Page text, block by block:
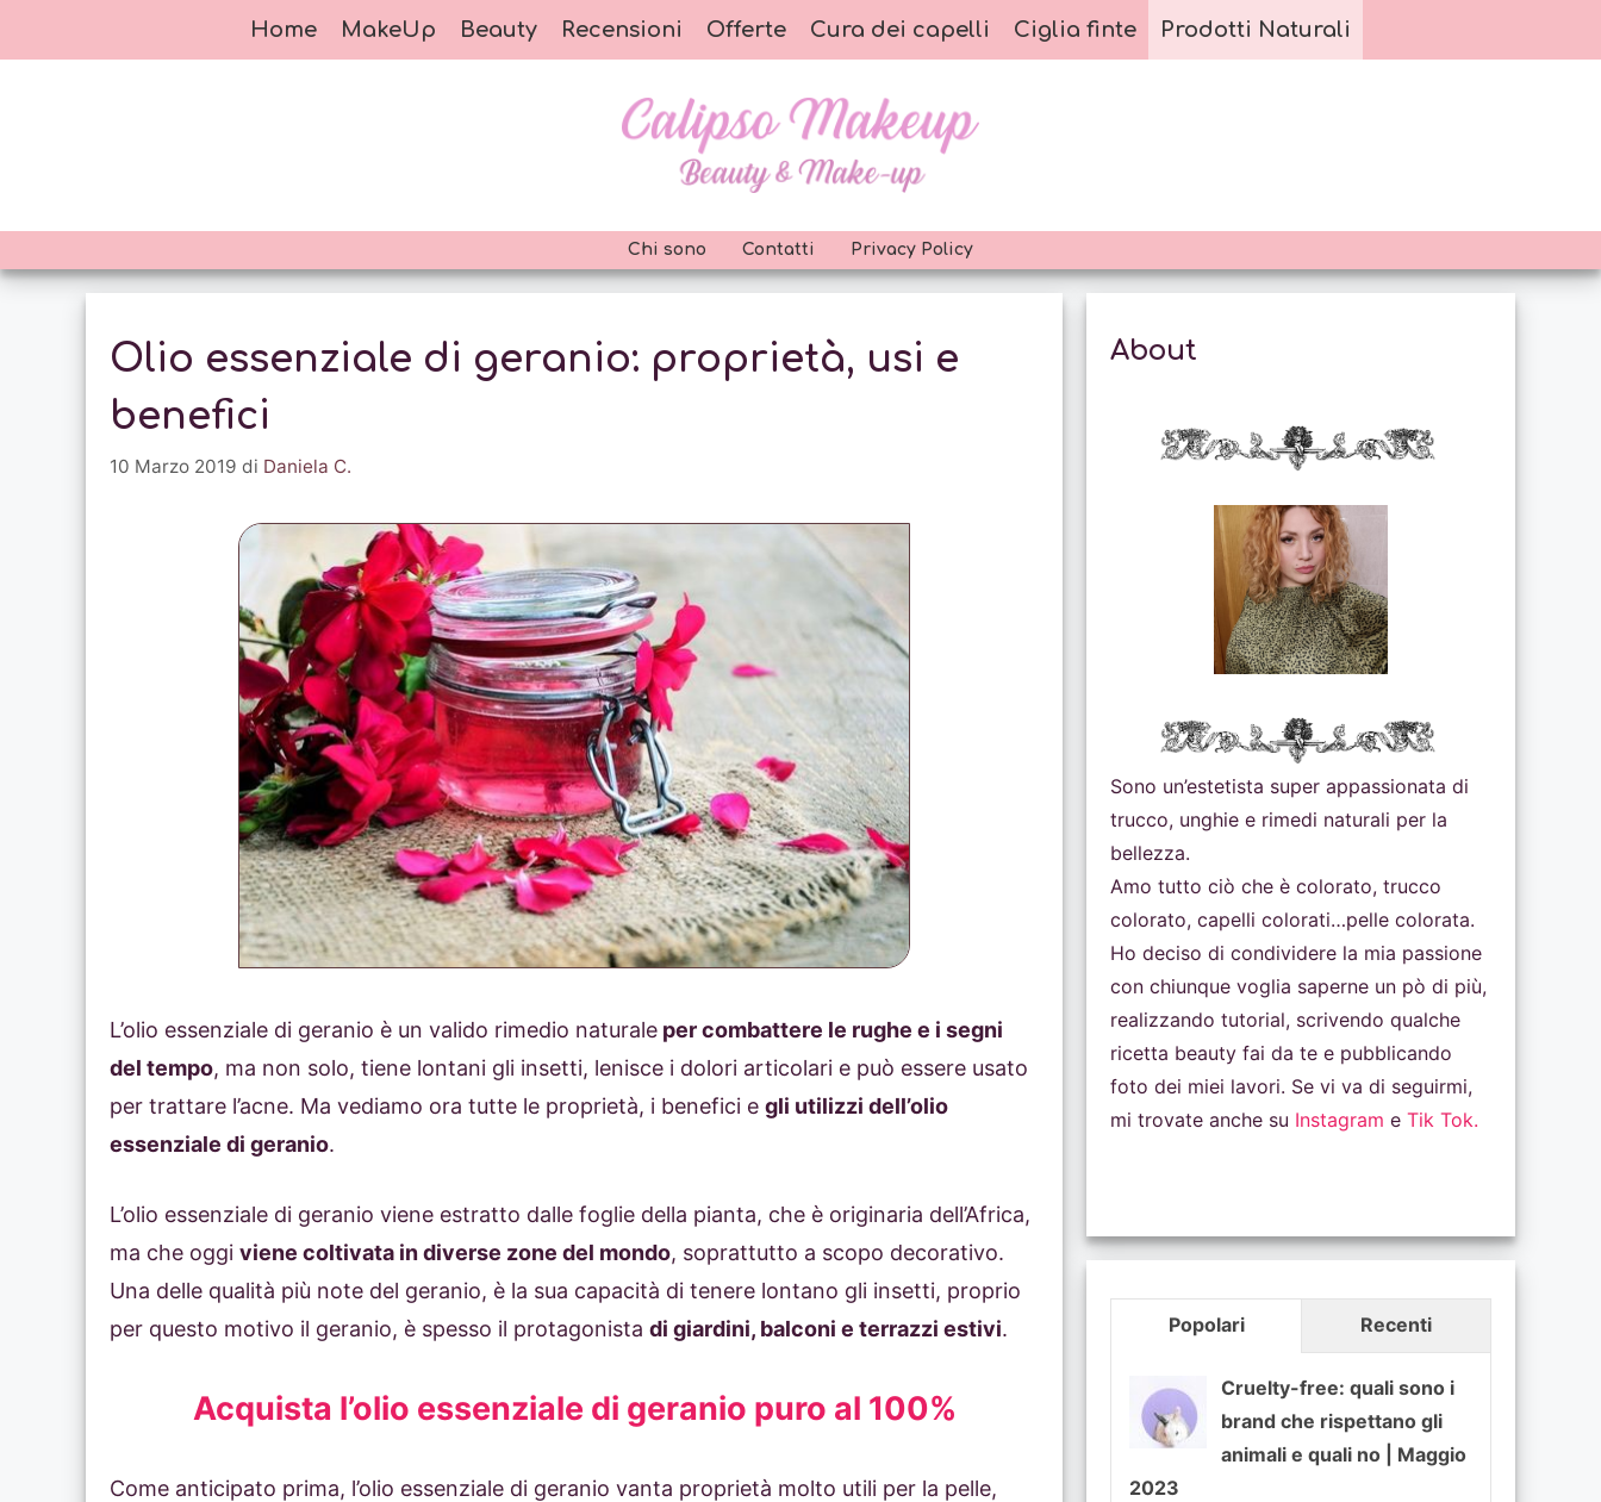
al
Home MakeUp Beauty Recensioni Offerte Cura dei capelli Ciglia finte Prodotti Naturali
Chi sono Contatti Privacy Policy
Olio essenziale di geranio: proprietà, usi e
benefici
10 Marzo 2019 di Daniela C.
L’olio essenziale di geranio è un valido rimedio naturale per combattere le rughe e i segni
del tempo, ma non solo, tiene lontani gli insetti, lenisce i dolori articolari e può essere usato
per trattare l’acne. Ma vediamo ora tutte le proprietà, i benefici e gli utilizzi dell’olio
essenziale di geranio.
L’olio essenziale di geranio viene estratto dalle foglie della pianta, che è originaria dell’Africa,
ma che oggi viene coltivata in diverse zone del mondo, soprattutto a scopo decorativo.
Una delle qualità più note del geranio, è la sua capacità di tenere lontano gli insetti, proprio
per questo motivo il geranio, è spesso il protagonista di giardini, balconi e terrazzi estivi.
Acquista l’olio essenziale di geranio puro al 100%
Come anticipato prima, l’olio essenziale di geranio vanta proprietà molto utili per la pelle,
About
Sono un’estetista super appassionata di
trucco, unghie e rimedi naturali per la
bellezza.
Amo tutto ciò che è colorato, trucco
colorato, capelli colorati…pelle colorata.
Ho deciso di condividere la mia passione
con chiunque voglia saperne un pò di più,
realizzando tutorial, scrivendo qualche
ricetta beauty fai da te e pubblicando
foto dei miei lavori. Se vi va di seguirmi,
mi trovate anche su Instagram e Tik Tok.
Popolari Recenti
Cruelty-free: quali sono i
brand che rispettano gli
animali e quali no | Maggio
2023